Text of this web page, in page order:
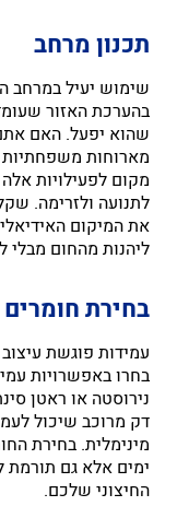
תכנון מרחב
שימוש יעיל במרחב
בהערכת האזור
שהוא יפעל. האם
מארוחות
מקום לפעילויות
לתנועה ולזרימה.
את המיקום
ליהנות מהחום
בחירת חומרים
עמידות פוגשת
בחרו באפשרויות
נירוסטה או ראטן
דק מרוכב שיכול
מינימלית. בחירת
ימים אלא גם
החיצוני שלכם.